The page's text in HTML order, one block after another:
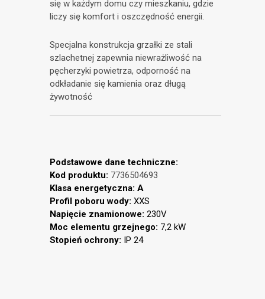
się w każdym domu czy mieszkaniu, gdzie
liczy się komfort i oszczędność energii.
Specjalna konstrukcja grzałki ze stali
szlachetnej zapewnia niewrażliwość na
pęcherzyki powietrza, odporność na
odkładanie się kamienia oraz długą
żywotność
Podstawowe dane techniczne:
Kod produktu: 7736504693
Klasa energetyczna: A
Profil poboru wody: XXS
Napięcie znamionowe: 230V
Moc elementu grzejnego: 7,2 kW
Stopień ochrony: IP 24